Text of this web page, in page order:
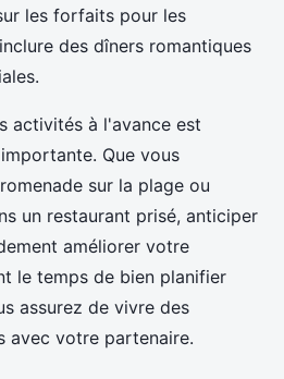
les forfaits pour les
des dîners romantiques
activités à l'avance est
Que vous
sur la plage ou
un restaurant prisé, anticiper
améliorer votre
le temps de bien planifier
assurez de vivre des
avec votre partenaire.